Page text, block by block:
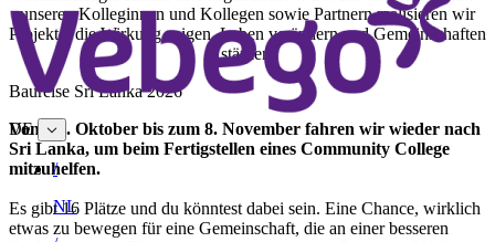
DE
/
NL
unseren Kolleginnen und Kollegen sowie Partnern realisieren wir
Projekte, die Wirkung zeigen, Leben verändern und Gemeinschaften
stärken.
Baureise Sri Lanka 2026
Vom 31. Oktober bis zum 8. November fahren wir wieder nach
Sri Lanka, um beim Fertigstellen eines Community College
mitzuhelfen.
Es gibt 16 Plätze und du könntest dabei sein. Eine Chance, wirklich
etwas zu bewegen für eine Gemeinschaft, die an einer besseren